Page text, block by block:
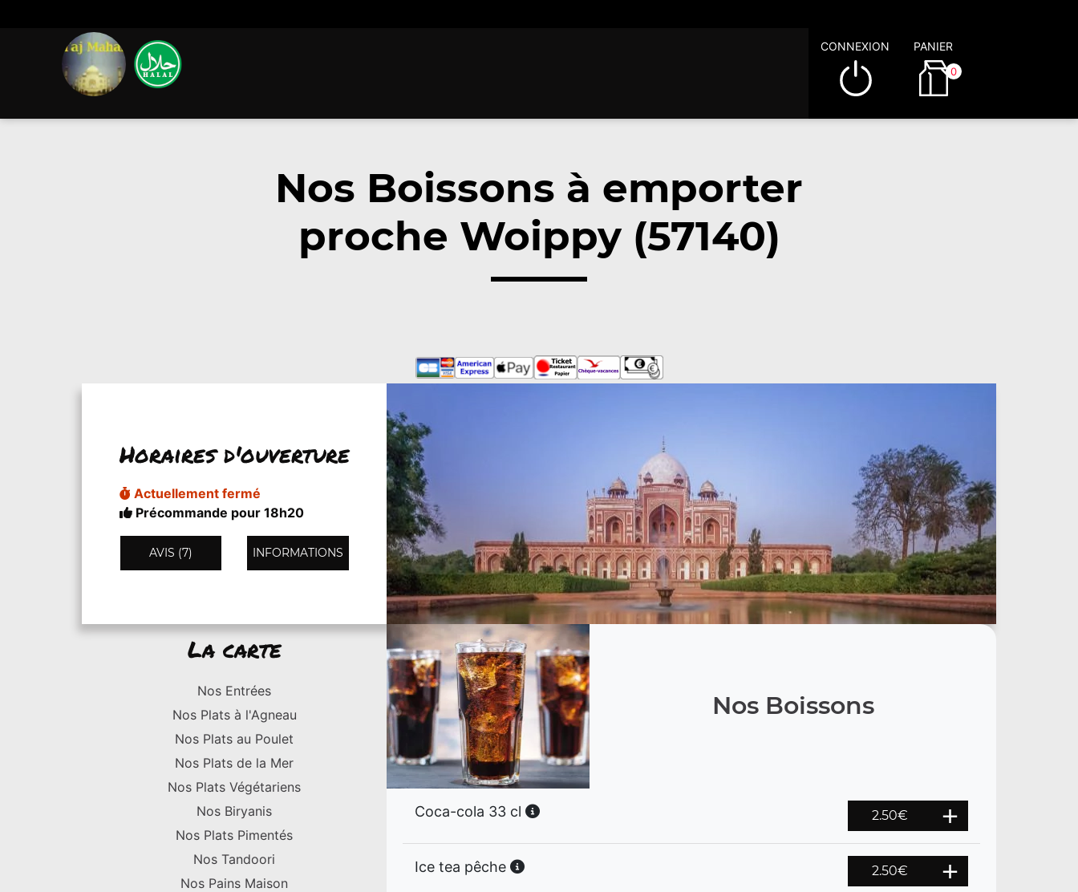
CONNEXION PANIER
0
Nos Boissons à emporter
proche Woippy (57140)
Horaires d'ouverture
Actuellement fermé
Précommande pour 18h20
AVIS (7) INFORMATIONS
La carte
Nos Entrées
Nos Plats à l'Agneau
Nos Plats au Poulet
Nos Plats de la Mer
Nos Plats Végétariens
Nos Biryanis
Nos Plats Pimentés
Nos Tandoori
Nos Pains Maison
Nos Boissons
Coca-cola 33 cl 2.50€
Ice tea pêche 2.50€